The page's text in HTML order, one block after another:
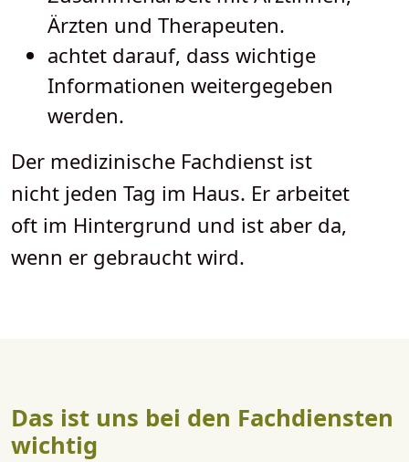
Ärzten und Therapeuten.
achtet darauf, dass wichtige
Informationen weitergegeben
werden.
Der medizinische Fachdienst ist
nicht jeden Tag im Haus. Er arbeitet
oft im Hintergrund und ist aber da,
wenn er gebraucht wird.
Das ist uns bei den Fachdiensten
wichtig